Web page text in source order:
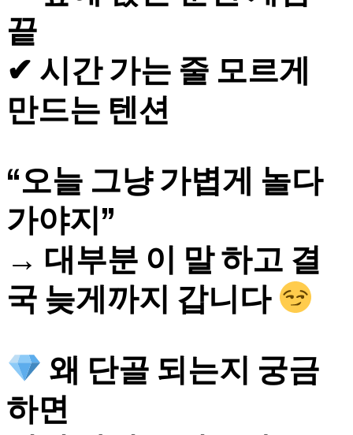
끝
✔ 시간 가는 줄 모르게
만드는 텐션
“오늘 그냥 가볍게 놀다
가야지”
→ 대부분 이 말 하고 결
국 늦게까지 갑니다
왜 단골 되는지 궁금
하면